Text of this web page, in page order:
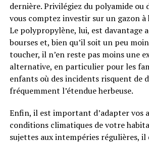
dernière. Privilégiez du polyamide ou
vous comptez investir sur un gazon
Le polypropylène, lui, est davantage
bourses et, bien qu’il soit un peu
toucher, il n’en reste pas moins une
alternative, en particulier pour les
enfants où des incidents risquent de
fréquemment l’étendue herbeuse.
Enfin, il est important d’adapter vos
conditions climatiques de votre
sujettes aux intempéries régulières,